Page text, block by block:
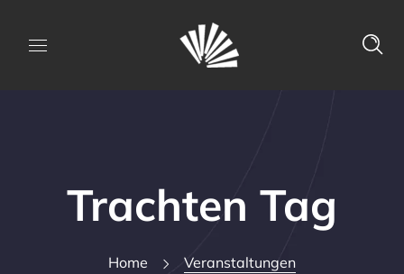
Trachten Tag
Home Veranstaltungen